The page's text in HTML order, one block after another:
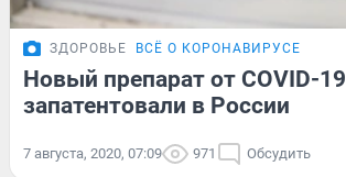
ЗДОРОВЬЕ ВСЁ О КОРОНАВИРУСЕ
Новый препарат от COVID-19
запатентовали в России
7 августа, 2020, 07:09 971 Обсудить